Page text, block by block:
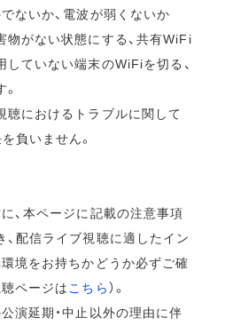
ないか、電波が弱くないか
がない状態にする、共有WiFi
ていない端末のWiFiを切る、
におけるトラブルに関して
負いません。
、本ページに記載の注意事項
配信ライブ視聴に適したイン
環境をお持ちかどうか必ずご確
ページは こちら）。
演延期・中止以外の理由に伴